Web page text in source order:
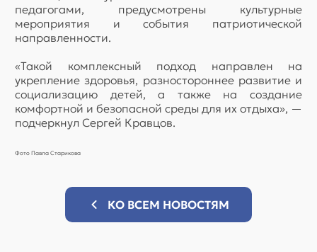
педагогами, предусмотрены культурные
мероприятия и события патриотической
направленности.
«Такой комплексный подход направлен на
укрепление здоровья, разностороннее развитие и
социализацию детей, а также на создание
комфортной и безопасной среды для их отдыха», —
подчеркнул Сергей Кравцов.
Фото Павла Старикова
КО ВСЕМ НОВОСТЯМ